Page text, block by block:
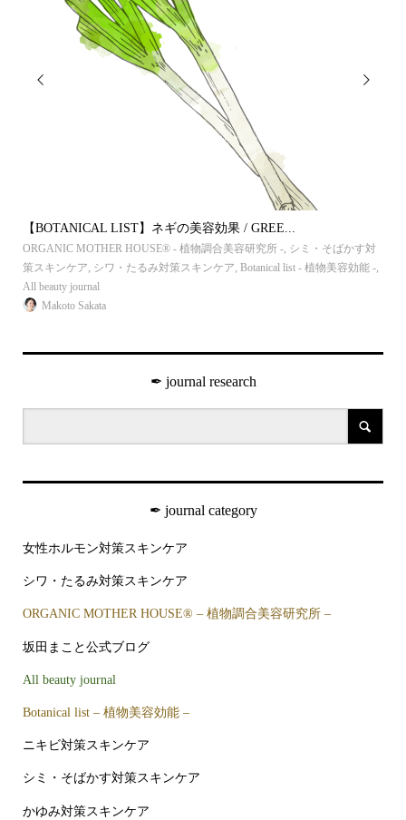

【BOTANICAL LIST】ネギの美容効果 / GREE...
ORGANIC MOTHER HOUSE®︎ - 植物調合美容研究所 -, シミ・そばかす対
策スキンケア, シワ・たるみ対策スキンケア, Botanical list - 植物美容効能 -,
All beauty journal
Makoto Sakata

✒︎ journal research
✒︎ journal category
女性ホルモン対策スキンケア
シワ・たるみ対策スキンケア
ORGANIC MOTHER HOUSE®︎ – 植物調合美容研究所 –
坂田まこと公式ブログ
All beauty journal
Botanical list – 植物美容効能 –
ニキビ対策スキンケア
シミ・そばかす対策スキンケア
かゆみ対策スキンケア